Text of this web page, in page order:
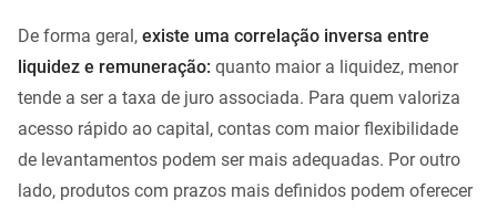
De forma geral, existe uma correlação inversa entre
liquidez e remuneração: quanto maior a liquidez, menor
tende a ser a taxa de juro associada. Para quem valoriza
acesso rápido ao capital, contas com maior flexibilidade
de levantamentos podem ser mais adequadas. Por outro
lado, produtos com prazos mais definidos podem oferecer